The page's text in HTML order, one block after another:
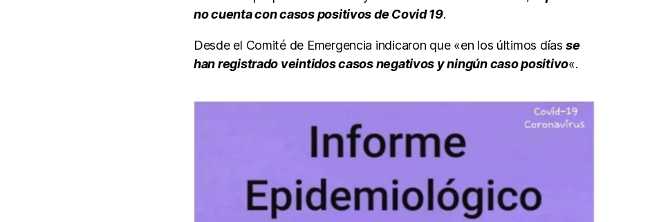
no cuenta con casos positivos de Covid 19.
Desde el Comité de Emergencia indicaron que «en los últimos díasse
han registrado veintidos casos negativos y ningún caso positivo«.